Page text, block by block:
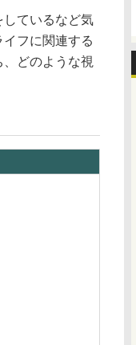
ているなど気
フに関連する
どのような視